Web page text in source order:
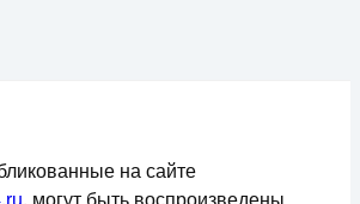
на сайте
, могут быть воспроизведены